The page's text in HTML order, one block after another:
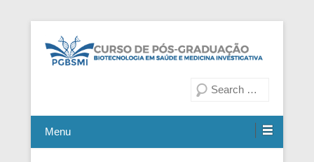
Curso de Pós-Graduação em
Medicina Investigativa
Menu